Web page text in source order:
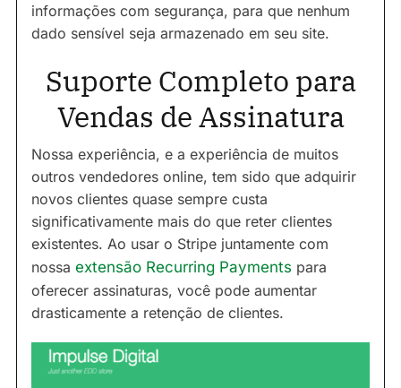
informações com segurança, para que nenhum
dado sensível seja armazenado em seu site.
Suporte Completo para
Vendas de Assinatura
Nossa experiência, e a experiência de muitos
outros vendedores online, tem sido que adquirir
novos clientes quase sempre custa
significativamente mais do que reter clientes
existentes. Ao usar o Stripe juntamente com
nossa extensão Recurring Payments para
oferecer assinaturas, você pode aumentar
drasticamente a retenção de clientes.